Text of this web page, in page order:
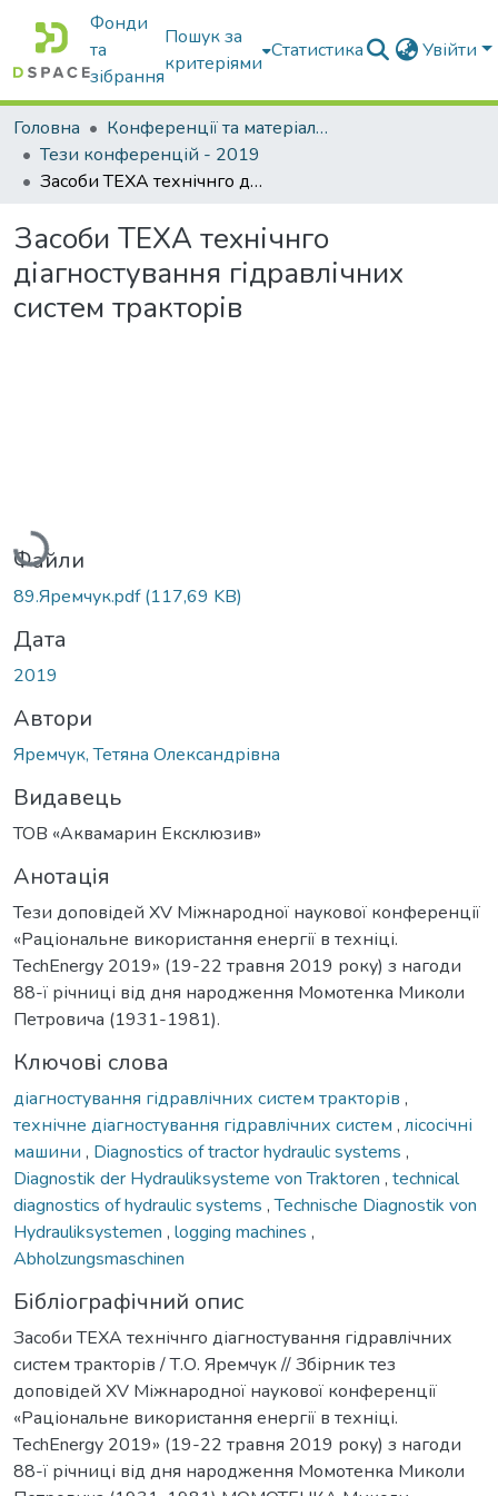
Фонди
та
зібрання
Пошук за
критеріями
Статистика Увійти
Головна
Конференції та матеріали конференцій
Тези конференцій - 2019
Засоби ТЕХА технічнго діагностування гідравлічних систем тракторів
Засоби ТЕХА технічнго
діагностування гідравлічних
систем тракторів
Вантажиться...
Файли
89.Яремчук.pdf(117,69 KB)
Дата
2019
Автори
Яремчук, Тетяна Олександрівна
Видавець
ТОВ «Аквамарин Ексклюзив»
Анотація
Тези доповідей XV Міжнародної наукової конференції
«Раціональне використання енергії в техніці.
TechEnergy 2019» (19-22 травня 2019 року) з нагоди
88-ї річниці від дня народження Момотенка Миколи
Петровича (1931-1981).
Ключові слова
діагностування гідравлічних систем тракторів ,
технічне діагностування гідравлічних систем , лісосічні
машини , Diagnostics of tractor hydraulic systems ,
Diagnostik der Hydrauliksysteme von Traktoren , technical
diagnostics of hydraulic systems ,Technische Diagnostik von
Hydrauliksystemen , logging machines ,
Abholzungsmaschinen
Бібліографічний опис
Засоби ТЕХА технічнго діагностування гідравлічних
систем тракторів / Т.О. Яремчук // Збірник тез
доповідей XV Міжнародної наукової конференції
«Раціональне використання енергії в техніці.
TechEnergy 2019» (19-22 травня 2019 року) з нагоди
88-ї річниці від дня народження Момотенка Миколи